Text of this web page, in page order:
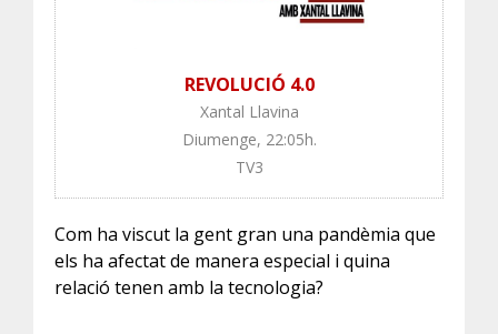
REVOLUCIÓ 4.0
Xantal Llavina
Diumenge, 22:05h.
TV3
Com ha viscut la gent gran una pandèmia que
els ha afectat de manera especial i quina
relació tenen amb la tecnologia?